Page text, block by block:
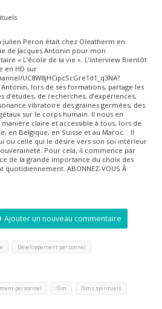
Julien Peron était chez Oleatherm en
de Jacques Antonin pour mon
« L’école de la vie ». L’interview Bientôt
en HD sur
UC8W8jHCipcScGre1d1_q3NA?
lors de ses formations, partage les
d’études, de recherches, d’expériences,
vibratoire des graines germées, des
sur le corps humain. Il nous en
claire et accessible à tous, lors de
en Belgique, en Suisse et au Maroc. Il
ou celle qui le désire vers son soi intérieur
Pour cela, il commence par
de la grande importance du choix des
ABONNEZ-VOUS À
Ajouter un nouveau commentaire
Développement personnel
personnel film films spirituels